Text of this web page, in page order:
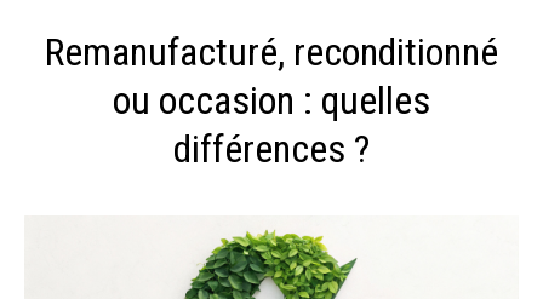
Remanufacturé, reconditionné
ou occasion : quelles
différences ?